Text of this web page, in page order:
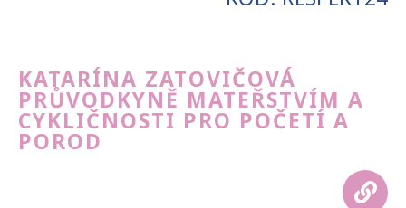
KATARÍNA ZATOVIČOVÁ
PRŮVODKYNĚ MATEŘSTVÍM A
CYKLIČNOSTI PRO POČETÍ A
POROD